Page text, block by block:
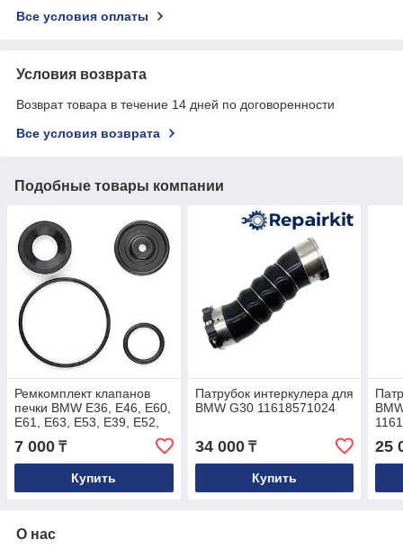
Все условия оплаты
Условия возврата
Возврат товара в течение 14 дней по договоренности
Все условия возврата
Подобные товары компании
Ремкомплект клапанов
печки BMW E36, E46, E60,
E61, E63, E53, E39, E52,
E83, Z3, E90, E70, E71
7 000 ₸
Купить
Патрубок интеркулера для
BMW G30 11618571024
34 000₸
Купить
25
О нас